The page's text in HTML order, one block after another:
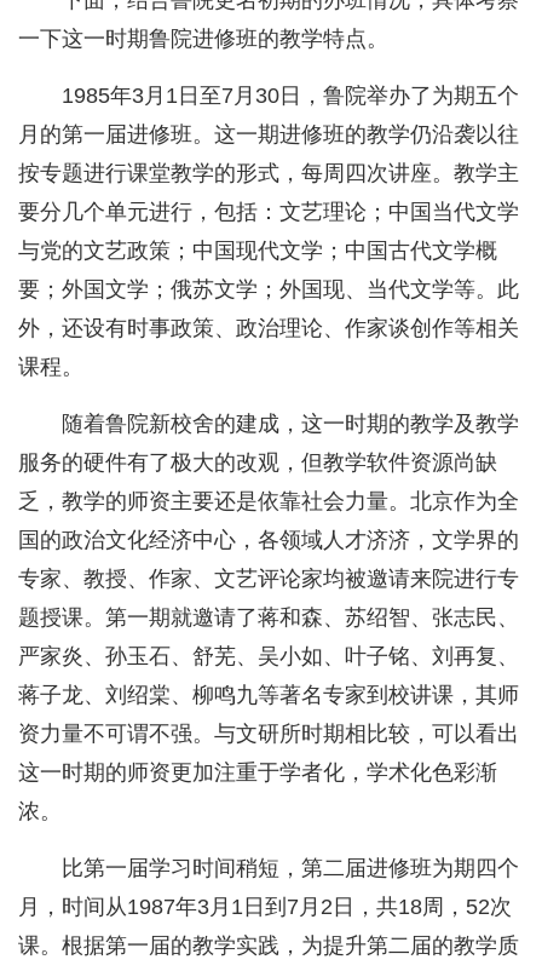
一下这一时期鲁院进修班的教学特点。
1985年3月1日至7月30日，鲁院举办了为期五个
月的第一届进修班。这一期进修班的教学仍沿袭以往
按专题进行课堂教学的形式，每周四次讲座。教学主
要分几个单元进行，包括：文艺理论；中国当代文学
与党的文艺政策；中国现代文学；中国古代文学概
要；外国文学；俄苏文学；外国现、当代文学等。此
外，还设有时事政策、政治理论、作家谈创作等相关
课程。
随着鲁院新校舍的建成，这一时期的教学及教学
服务的硬件有了极大的改观，但教学软件资源尚缺
乏，教学的师资主要还是依靠社会力量。北京作为全
国的政治文化经济中心，各领域人才济济，文学界的
专家、教授、作家、文艺评论家均被邀请来院进行专
题授课。第一期就邀请了蒋和森、苏绍智、张志民、
严家炎、孙玉石、舒芜、吴小如、叶子铭、刘再复、
蒋子龙、刘绍棠、柳鸣九等著名专家到校讲课，其师
资力量不可谓不强。与文研所时期相比较，可以看出
这一时期的师资更加注重于学者化，学术化色彩渐
浓。
比第一届学习时间稍短，第二届进修班为期四个
月，时间从1987年3月1日到7月2日，共18周，52次
课。根据第一届的教学实践，为提升第二届的教学质